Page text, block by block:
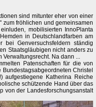
sind mitunter eher von einer
zum fröhlichen und gemeinsamen
mobilisierten InnoPlanta
in Deutschlandfarben am
bei Genversuchsfeldern ständig
Staatsgläubigen nicht anders zu
Na dann ...
Patenschaften für die von
Christel
aufgestiegene Katherina Reiche
schützende Hand über das
von der Landesforschungsanstalt